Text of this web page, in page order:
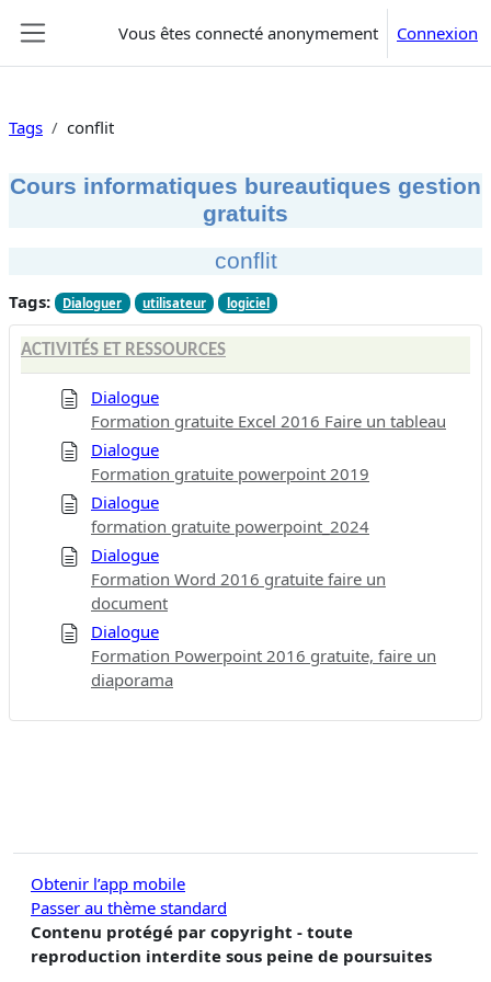
Vous êtes connecté anonymement Connexion
Tags conflit
Cours informatiques bureautiques gestion
gratuits
conflit
Tags: Dialoguer utilisateur logiciel
ACTIVITÉS ET RESSOURCES
Dialogue
Formation gratuite Excel 2016 Faire un tableau
Dialogue
Formation gratuite powerpoint 2019
Dialogue
formation gratuite powerpoint_2024
Dialogue
Formation Word 2016 gratuite faire un
document
Dialogue
Formation Powerpoint 2016 gratuite, faire un
diaporama
Obtenir l’app mobile
Passer au thème standard
Contenu protégé par copyright - toute
reproduction interdite sous peine de poursuites